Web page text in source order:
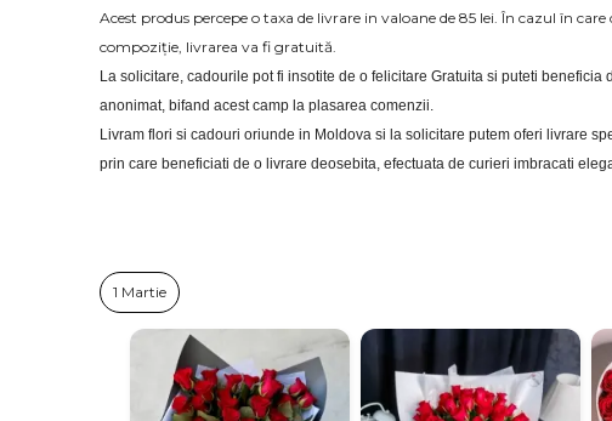
Acest produs percepe o taxa de livrare in valoane de 85 lei. În cazul în
compoziție, livrarea va fi gratuită.
La solicitare, cadourile pot fi insotite de o felicitare Gratuita si puteti beneficia
anonimat, bifand acest camp la plasarea comenzii.
Livram flori si cadouri oriunde in Moldova si la solicitare putem oferi livrare
prin care beneficiati de o livrare deosebita, efectuata de curieri imbracati
1 Martie